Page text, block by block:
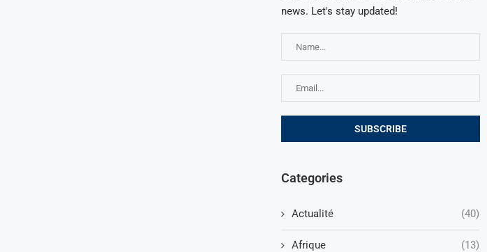
news. Let's stay updated!
Categories
Actualité (40)
Afrique (13)